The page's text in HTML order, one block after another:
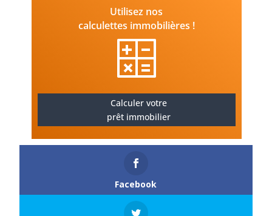
Utilisez nos
calculettes immobilières !
Calculer votre
prêt immobilier
Facebook